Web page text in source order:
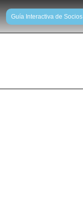
Guía Interactiva de Socios